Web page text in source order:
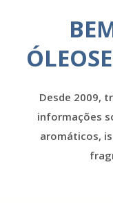
Desde 2009,
informações
aromáticos,